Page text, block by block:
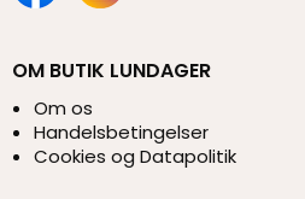
OM BUTIK LUNDAGER
Om os
Handelsbetingelser
Cookies og Datapolitik